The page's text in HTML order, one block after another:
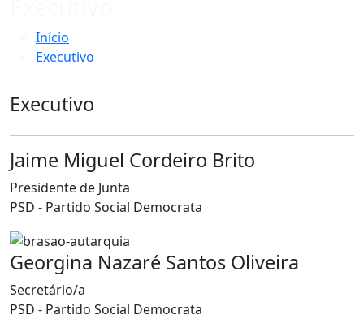
Início
Executivo
Executivo
Jaime Miguel Cordeiro Brito
Presidente de Junta
PSD - Partido Social Democrata
Georgina Nazaré Santos Oliveira
Secretário/a
PSD - Partido Social Democrata